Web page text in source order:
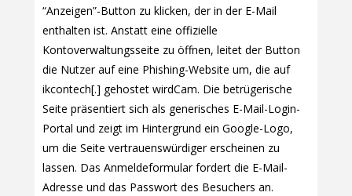
“Anzeigen”-Button zu klicken, der in der E-Mail
enthalten ist. Anstatt eine offizielle
Kontoverwaltungsseite zu öffnen, leitet der Button
die Nutzer auf eine Phishing-Website um, die auf
ikcontech[.] gehostet wirdCam. Die betrügerische
Seite präsentiert sich als generisches E-Mail-Login-
Portal und zeigt im Hintergrund ein Google-Logo,
um die Seite vertrauenswürdiger erscheinen zu
lassen. Das Anmeldeformular fordert die E-Mail-
Adresse und das Passwort des Besuchers an.